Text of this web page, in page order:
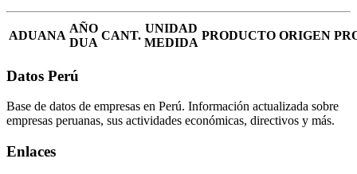
ADUANA
AÑO
DUA
CANT.
UNIDAD
MEDIDA
PRODUCTO ORIGEN
Datos Perú
Base de datos de empresas en Perú. Información actualizada sobre
empresas peruanas, sus actividades económicas, directivos y más.
Enlaces